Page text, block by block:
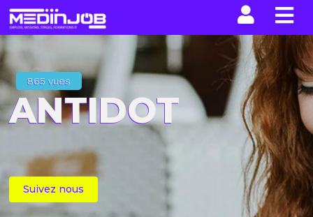
865 vues
ANTIDOT
Suivez nous